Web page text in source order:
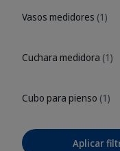
Vasos medidores (1)
Cuchara medidora (1)
Cubo para pienso (1)
Aplicar